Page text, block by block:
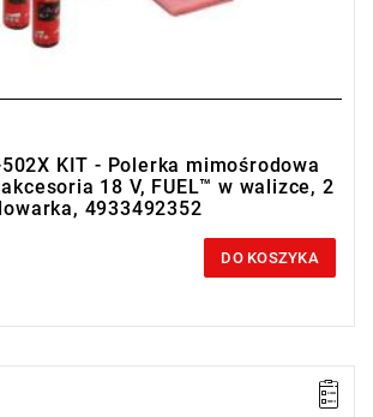
502X KIT - Polerka mimośrodowa
18 V, FUEL™ w walizce, 2
4933492352
DO KOSZYKA
mimośrodowa o średnicy 125 mm,